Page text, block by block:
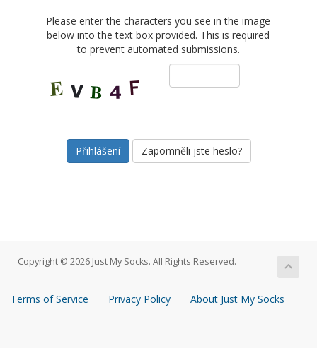
Please enter the characters you see in the image
below into the text box provided. This is required
to prevent automated submissions.
Zapomněli jste heslo?
Copyright © 2026 Just My Socks. All Rights Reserved.
Terms of Service Privacy Policy About Just My Socks